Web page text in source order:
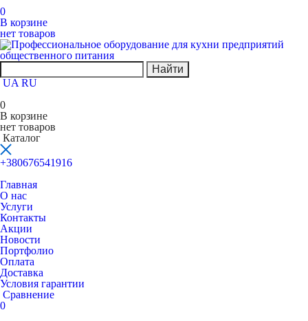
0
В корзине
нет товаров
Найти
UA RU
0
В корзине
нет товаров
Каталог
+380676541916
Главная
О нас
Услуги
Контакты
Акции
Новости
Портфолио
Оплата
Доставка
Условия гарантии
Сравнение
0